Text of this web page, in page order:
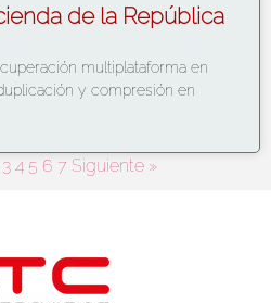
de la República
multiplataforma en
y compresión en
3 4 5 6 7 Siguiente »